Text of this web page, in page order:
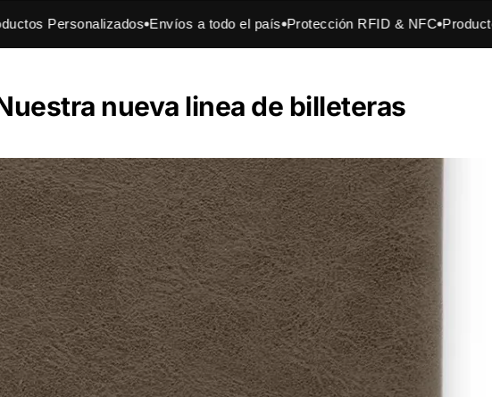
Envíos a todo el país Protección RFID & NFC Productos
nueva linea de billeteras